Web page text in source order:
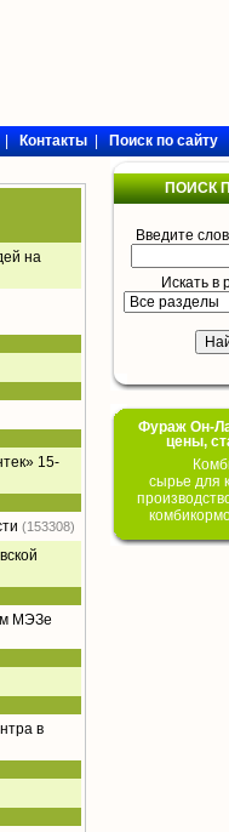
Контакты|Поиск по сайту
на
15-
(153308)
МЭЗе
в
ПОИСК
Введите
Искать в
Фураж Он-
цены,
сырье для